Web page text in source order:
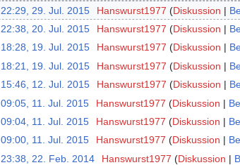
22:29, 29. Jul. 2015 Hanswurst1977 Diskussion
22:38, 20. Jul. 2015 Hanswurst1977 Diskussion
18:28, 19. Jul. 2015 Hanswurst1977 Diskussion
18:21, 19. Jul. 2015 Hanswurst1977 Diskussion
15:46, 12. Jul. 2015 Hanswurst1977 Diskussion
09:05, 11. Jul. 2015 Hanswurst1977 Diskussion
09:04, 11. Jul. 2015 Hanswurst1977 Diskussion
09:00, 11. Jul. 2015 Hanswurst1977 Diskussion
23:38, 22. Feb. 2014 Hanswurst1977 Diskussion